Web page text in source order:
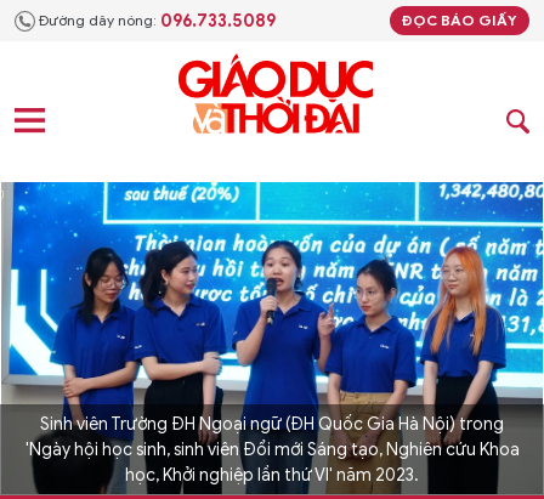
Đường dây nóng: 096.733.5089 ĐỌC BÁO GIẤY
Sinh viên Trường ĐH Ngoại ngữ (ĐH Quốc Gia Hà Nội) trong
'Ngày hội học sinh, sinh viên Đổi mới Sáng tạo, Nghiên cứu Khoa
học, Khởi nghiệp lần thứ VI' năm 2023.